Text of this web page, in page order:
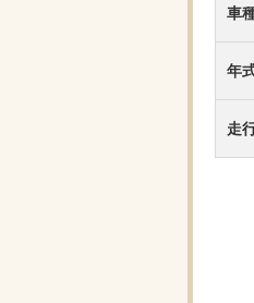
車
年
走